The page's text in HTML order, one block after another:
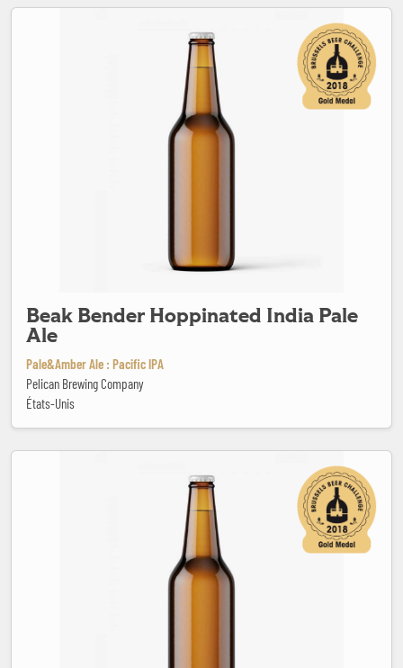
Beak Bender Hoppinated India Pale
Ale
Pale&Amber Ale : Pacific IPA
Pelican Brewing Company
États-Unis